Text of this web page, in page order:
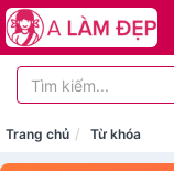
Trang chủ Từ khóa